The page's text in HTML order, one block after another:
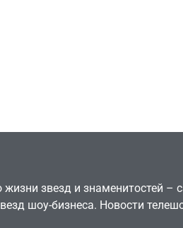
жизни звезд и знаменитостей
шоу-бизнеса. Новости